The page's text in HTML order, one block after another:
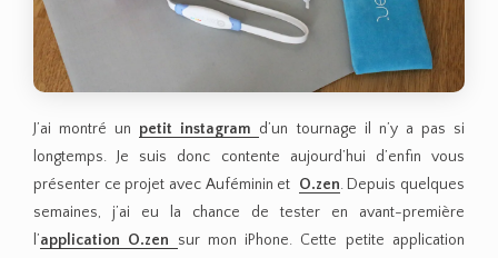
J’ai montré un petit instagram d’un tournage il n’y a pas si
longtemps. Je suis donc contente aujourd’hui d’enfin vous
présenter ce projet avec Auféminin et O.zen. Depuis quelques
semaines, j’ai eu la chance de tester en avant-première
l’application O.zen
sur mon iPhone. Cette petite application